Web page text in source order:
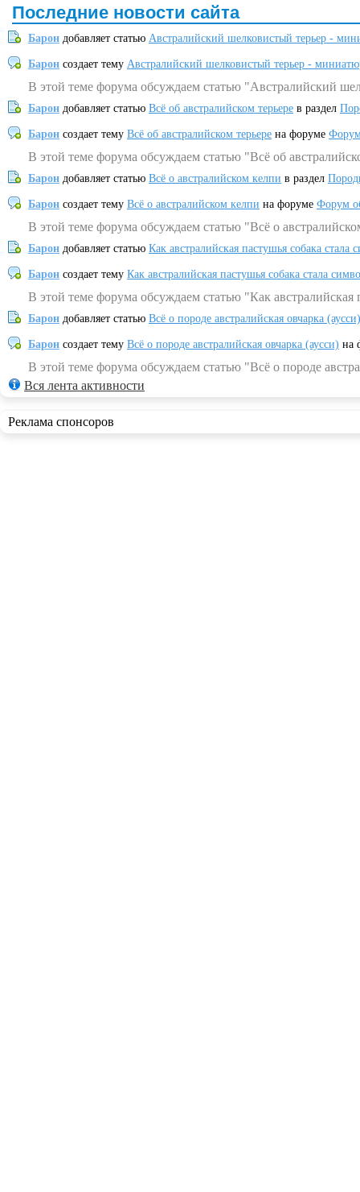
Последние новости сайта
Барон добавляет статью Австралийский шелковистый терьер -
Барон создает тему Австралийский шелковистый терьер -
В этой теме форума обсуждаем статью "Австралийский
Барон добавляет статью Всё об австралийском терьере в раздел
Барон создает тему Всё об австралийском терьере на форуме
В этой теме форума обсуждаем статью "Всё об
Барон добавляет статью Всё о австралийском келпи в раздел
Барон создает тему Всё о австралийском келпи на форуме Форум
В этой теме форума обсуждаем статью "Всё о
Барон добавляет статью Как австралийская пастушья собака
Барон создает тему Как австралийская пастушья собака стала
В этой теме форума обсуждаем статью "Как
Барон добавляет статью Всё о породе австралийская овчарка (аусси)
Барон создает тему Всё о породе австралийская овчарка (аусси) на
В этой теме форума обсуждаем статью "Всё о породе
Вся лента активности
Реклама спонсоров